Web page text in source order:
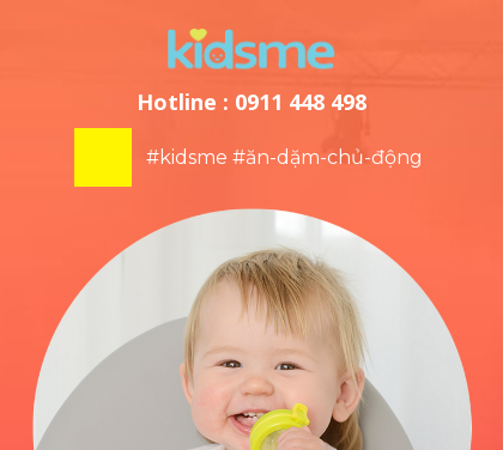
#kidsme #ăn-dặm-chủ-động
Hotline : 0911 448 498